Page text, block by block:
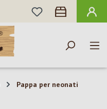
HAI 0 ARTICOLI
Pappa per neonati